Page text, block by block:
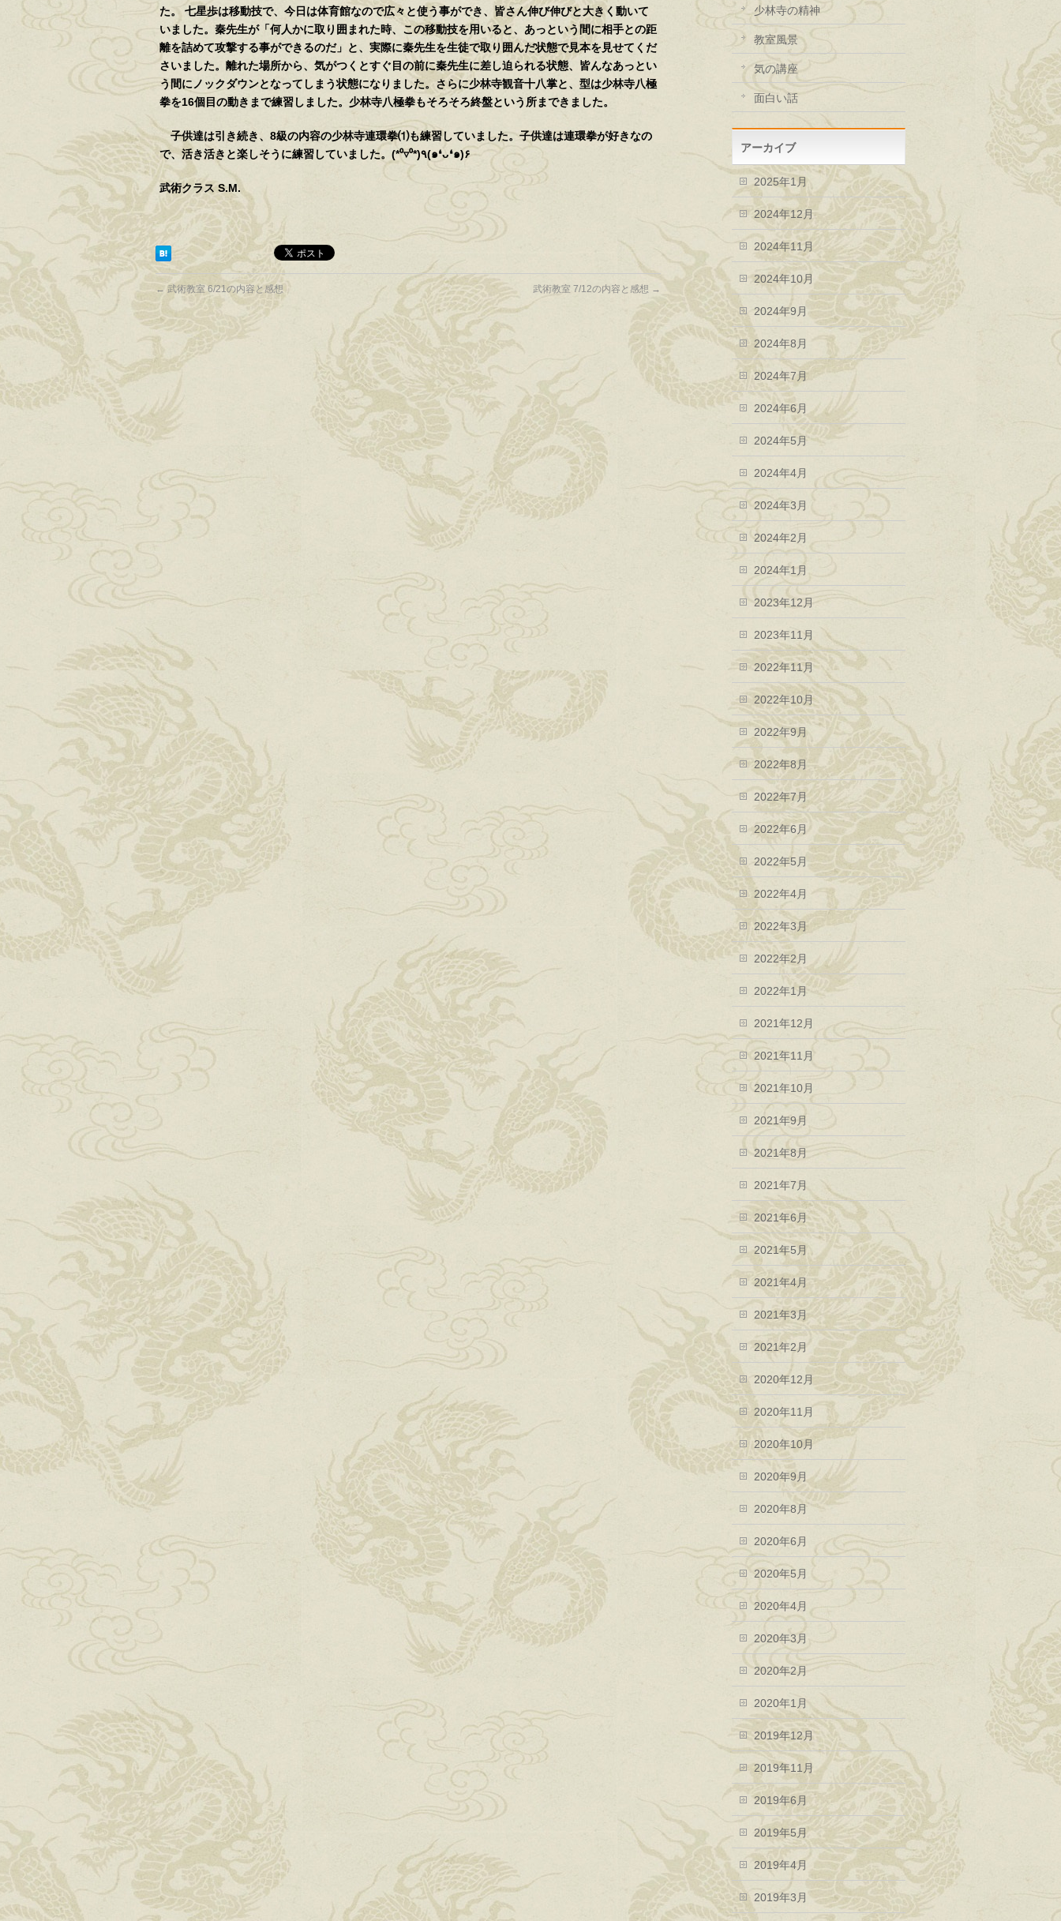
た。 七星歩は移動技で、今日は体育館なので広々と使う事ができ、皆さん伸び伸びと大きく動いて
いました。秦先生が「何人かに取り囲まれた時、この移動技を用いると、あっという間に相手との距
離を詰めて攻撃する事ができるのだ」と、実際に秦先生を生徒で取り囲んだ状態で見本を見せてくだ
さいました。離れた場所から、気がつくとすぐ目の前に秦先生に差し迫られる状態、皆んなあっとい
う間にノックダウンとなってしまう状態になりました。さらに少林寺観音十八掌と、型は少林寺八極
拳を16個目の動きまで練習しました。少林寺八極拳もそろそろ終盤という所まできました。
子供達は引き続き、8級の内容の少林寺連環拳⑴も練習していました。子供達は連環拳が好きなの
で、活き活きと楽しそうに練習していました。(*⁰▿⁰*)٩(๑❛ᴗ❛๑)۶
武術クラス S.M.
← 武術教室 6/21の内容と感想 武術教室 7/12の内容と感想 →
少林寺の精神
教室風景
気の講座
面白い話
アーカイブ
2025年1月
2024年12月
2024年11月
2024年10月
2024年9月
2024年8月
2024年7月
2024年6月
2024年5月
2024年4月
2024年3月
2024年2月
2024年1月
2023年12月
2023年11月
2022年11月
2022年10月
2022年9月
2022年8月
2022年7月
2022年6月
2022年5月
2022年4月
2022年3月
2022年2月
2022年1月
2021年12月
2021年11月
2021年10月
2021年9月
2021年8月
2021年7月
2021年6月
2021年5月
2021年4月
2021年3月
2021年2月
2020年12月
2020年11月
2020年10月
2020年9月
2020年8月
2020年6月
2020年5月
2020年4月
2020年3月
2020年2月
2020年1月
2019年12月
2019年11月
2019年6月
2019年5月
2019年4月
2019年3月